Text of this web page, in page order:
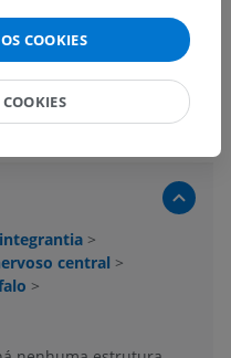
>
central >
>
COOKIES